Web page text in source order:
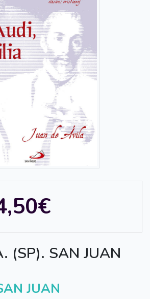
(SP). SAN JUAN
JUAN